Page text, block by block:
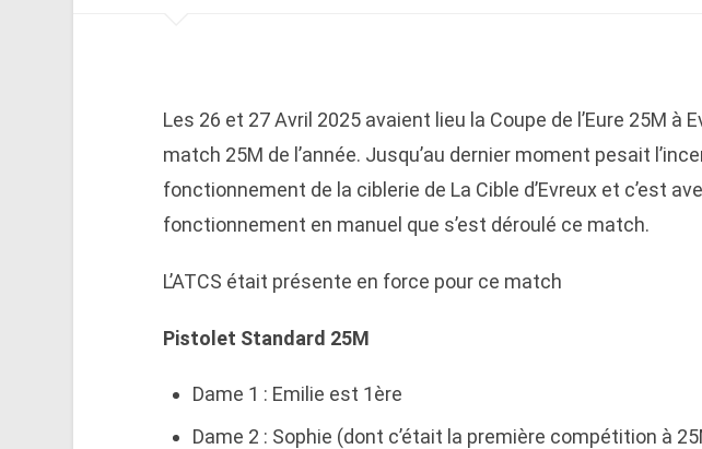
Les 26 et 27 Avril 2025 avaient lieu la Coupe de l’Eure 25M à
match 25M de l’année. Jusqu’au dernier moment pesait
fonctionnement de la ciblerie de La Cible d’Evreux et c’est
fonctionnement en manuel que s’est déroulé ce match.
L’ATCS était présente en force pour ce match
Pistolet Standard 25M
Dame 1 : Emilie est 1ère
Dame 2 : Sophie (dont c’était la première compétition à